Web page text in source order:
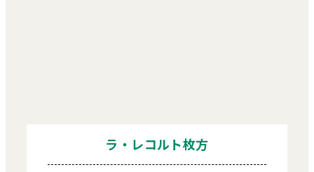
ラ・レコルト枚方